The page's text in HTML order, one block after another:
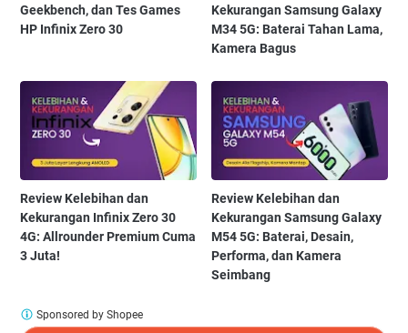
Geekbench, dan Tes Games
HP Infinix Zero 30
Kekurangan Samsung Galaxy
M34 5G: Baterai Tahan Lama,
Kamera Bagus
Review Kelebihan dan
Kekurangan Infinix Zero 30
4G: Allrounder Premium Cuma
3 Juta!
Review Kelebihan dan
Kekurangan Samsung Galaxy
M54 5G: Baterai, Desain,
Performa, dan Kamera
Seimbang
Sponsored by Shopee